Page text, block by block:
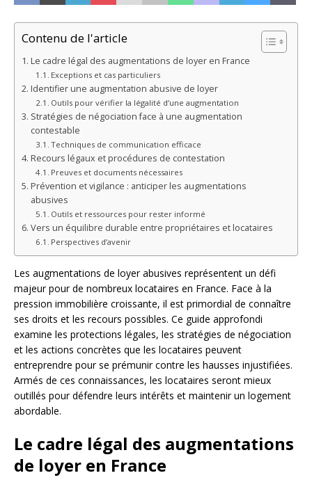
Contenu de l'article
Le cadre légal des augmentations de loyer en France
Exceptions et cas particuliers
Identifier une augmentation abusive de loyer
Outils pour vérifier la légalité d’une augmentation
Stratégies de négociation face à une augmentation
contestable
Techniques de communication efficace
Recours légaux et procédures de contestation
Preuves et documents nécessaires
Prévention et vigilance : anticiper les augmentations
abusives
Outils et ressources pour rester informé
Vers un équilibre durable entre propriétaires et locataires
Perspectives d’avenir
Les augmentations de loyer abusives représentent un défi
majeur pour de nombreux locataires en France. Face à la
pression immobilière croissante, il est primordial de connaître
ses droits et les recours possibles. Ce guide approfondi
examine les protections légales, les stratégies de négociation
et les actions concrètes que les locataires peuvent
entreprendre pour se prémunir contre les hausses injustifiées.
Armés de ces connaissances, les locataires seront mieux
outillés pour défendre leurs intérêts et maintenir un logement
abordable.
Le cadre légal des augmentations
de loyer en France